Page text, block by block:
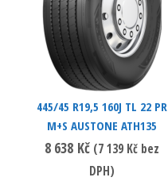
445/45 R19,5 160J TL 22 PR
M+S AUSTONE ATH135
8 638 Kč (7 139 Kč bez
DPH)